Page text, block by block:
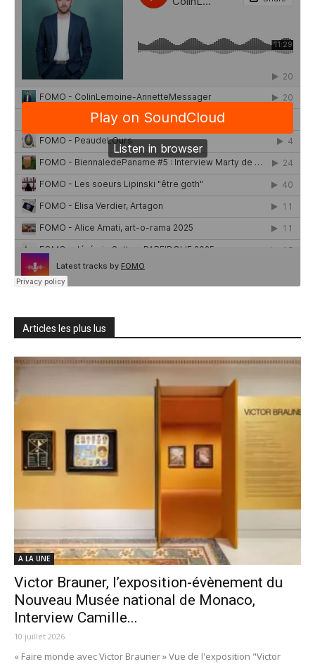
Articles les plus lus
A LA UNE
Victor Brauner, l’exposition-évènement du
Nouveau Musée national de Monaco,
Interview Camille...
10 juillet 2026
« Faire monde avec Victor Brauner » Vue de l'exposition "Victor